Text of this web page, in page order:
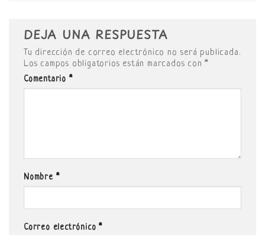
DEJA UNA RESPUESTA
Tu dirección de correo electrónico no será publicada.
Los campos obligatorios están marcados con*
Comentario *
Nombre *
Correo electrónico*